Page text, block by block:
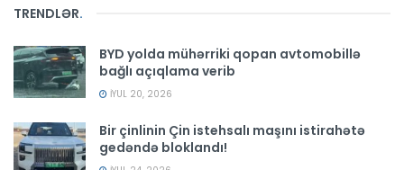
TRENDLƏR.
BYD yolda mühərriki qopan avtomobillə
bağlı açıqlama verib
İYUL 20, 2026
Bir çinlinin Çin istehsalı maşını istirahətə
gedəndə bloklandı!